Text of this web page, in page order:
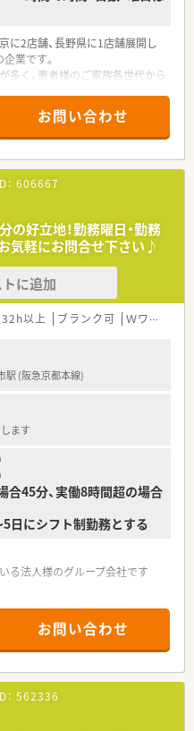
2店舗、長野県に1店舗展開し
業です。
く、患者様のご家族各世代から
は積極的に認定薬剤師を取得し
お問い合わせ
606667
の好立地！勤務曜日・勤務
気軽にお問合せ下さい♪
に追加
以上 ブランク可 Ｗワーク可
駅 (阪急京都本線)
ます
45分、実働8時間超の場合
日にシフト制勤務とする
る法人様のグループ会社です
！
したい方！
したい方！
お問い合わせ
562336